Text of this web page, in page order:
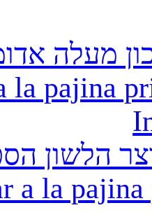
מעלה
la pajina
הלשון
a la